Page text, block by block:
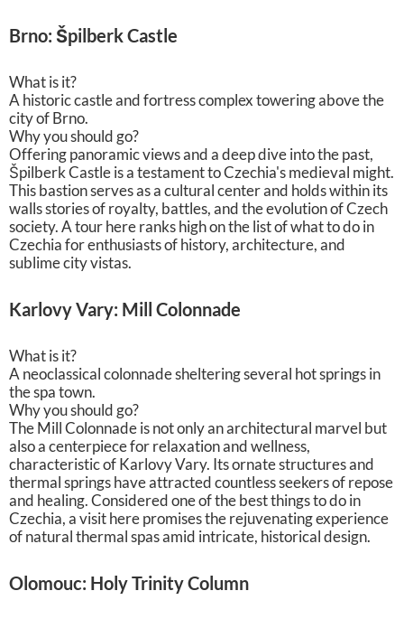
Brno: Špilberk Castle
What is it?
A historic castle and fortress complex towering above the
city of Brno.
Why you should go?
Offering panoramic views and a deep dive into the past,
Špilberk Castle is a testament to Czechia's medieval might.
This bastion serves as a cultural center and holds within its
walls stories of royalty, battles, and the evolution of Czech
society. A tour here ranks high on the list of what to do in
Czechia for enthusiasts of history, architecture, and
sublime city vistas.
Karlovy Vary: Mill Colonnade
What is it?
A neoclassical colonnade sheltering several hot springs in
the spa town.
Why you should go?
The Mill Colonnade is not only an architectural marvel but
also a centerpiece for relaxation and wellness,
characteristic of Karlovy Vary. Its ornate structures and
thermal springs have attracted countless seekers of repose
and healing. Considered one of the best things to do in
Czechia, a visit here promises the rejuvenating experience
of natural thermal spas amid intricate, historical design.
Olomouc: Holy Trinity Column